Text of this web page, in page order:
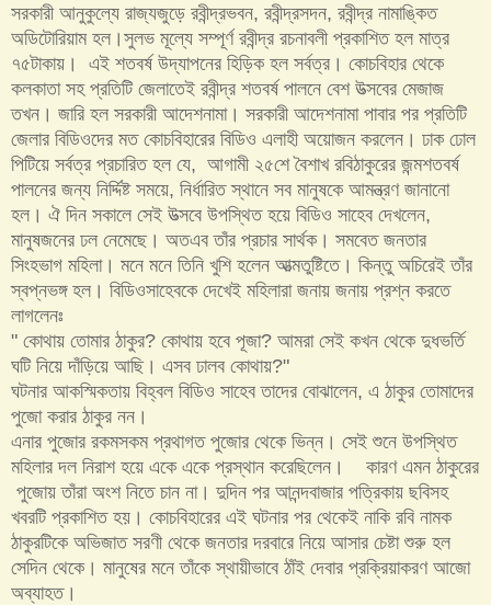
সরকারী আনুকুল্যে রাজ্যজুড়ে রবীন্দ্রভবন, রবীন্দ্রসদন, রবীন্দ্র নামাঙ্কিত
অডিটোরিয়াম হল।সুলভ মূল্যে সম্পূর্ণ রবীন্দ্র রচনাবলী প্রকাশিত হল মাত্র
৭৫টাকায়। এই শতবর্ষ উদ্‌যাপনের হিড়িক হল সর্বত্র। কোচবিহার থেকে
কলকাতা সহ প্রতিটি জেলাতেই রবীন্দ্র শতবর্ষ পালনে বেশ উত্সবের মেজাজ
তখন। জারি হল সরকারী আদেশনামা। সরকারী আদেশনামা পাবার পর প্রতিটি
জেলার বিডিওদের মত কোচবিহারের বিডিও এলাহী অয়োজন করলেন। ঢাক ঢোল
পিটিয়ে সর্বত্র প্রচারিত হল যে, আগামী ২৫শে বৈশাখ রবিঠাকুরের জন্মশতবর্ষ
পালনের জন্য নির্দ্দিষ্ট সময়ে, নির্ধারিত স্থানে সব মানুষকে আমন্ত্রণ জানানো
হল। ঐ দিন সকালে সেই উত্সবে উপস্থিত হয়ে বিডিও সাহেব দেখলেন,
মানুষজনের ঢল নেমেছে। অতএব তাঁর প্রচার সার্থক। সমবেত জনতার
সিংহভাগ মহিলা। মনে মনে তিনি খুশি হলেন আত্মতুষ্টিতে। কিন্তু অচিরেই তাঁর
স্বপ্নভঙ্গ হল। বিডিওসাহেবকে দেখেই মহিলারা জনায় জনায় প্রশ্ন করতে
লাগলেনঃ
" কোথায় তোমার ঠাকুর? কোথায় হবে পূজা? আমরা সেই কখন থেকে দুধভর্তি
ঘটি নিয়ে দাঁড়িয়ে আছি। এসব ঢালব কোথায়?"
ঘটনার আকস্মিকতায় বিহ্বল বিডিও সাহেব তাদের বোঝালেন, এ ঠাকুর তোমাদের
পুজো করার ঠাকুর নন।
এনার পুজোর রকমসকম প্রথাগত পুজোর থেকে ভিন্ন। সেই শুনে উপস্থিত
মহিলার দল নিরাশ হয়ে একে একে প্রস্থান করেছিলেন। কারণ এমন ঠাকুরের
পুজোয় তাঁরা অংশ নিতে চান না। দুদিন পর আনন্দবাজার পত্রিকায় ছবিসহ
খবরটি প্রকাশিত হয়। কোচবিহারের এই ঘটনার পর থেকেই নাকি রবি নামক
ঠাকুরটিকে অভিজাত সরণী থেকে জনতার দরবারে নিয়ে আসার চেষ্টা শুরু হল
সেদিন থেকে। মানুষের মনে তাঁকে স্থায়ীভাবে ঠাঁই দেবার প্রক্রিয়াকরণ আজো
অব্যাহত।